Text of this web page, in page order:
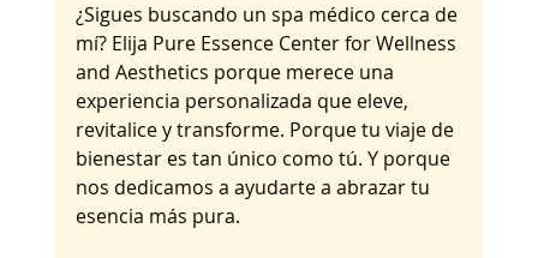
¿Sigues buscando un spa médico cerca de
mí? Elija Pure Essence Center for Wellness
and Aesthetics porque merece una
experiencia personalizada que eleve,
revitalice y transforme. Porque tu viaje de
bienestar es tan único como tú. Y porque
nos dedicamos a ayudarte a abrazar tu
esencia más pura.